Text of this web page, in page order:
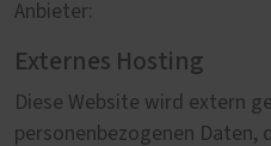
Anbieter:
Externes Hosting
Diese Website wird extern
personenbezogenen Daten,